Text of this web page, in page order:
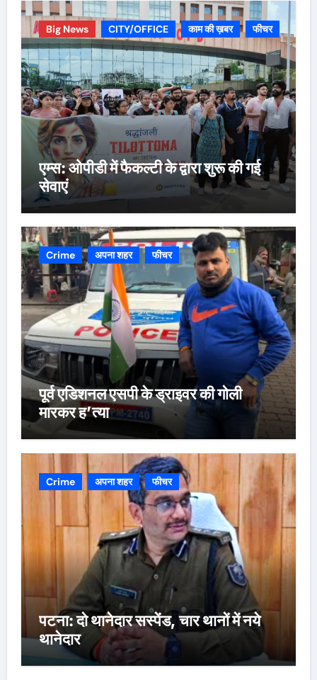
Big News CITY/OFFICE काम की ख़बर फीचर
एम्स: ओपीडी में फैकल्टी के द्वारा शुरू की गई
सेवाएं
Crime अपना शहर फीचर
पूर्व एडिशनल एसपी के ड्राइवर की गोली
मारकर ह’त्या
Crime अपना शहर फीचर
पटना: दो थानेदार सस्पेंड, चार थानों में नये
थानेदार